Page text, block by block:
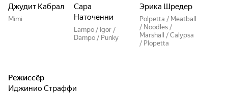
Джудит Кабрал
Mimi
Сара
Наточенни
Lampo / Igor /
Dampo / Punky
Эрика Шредер
Polpetta / Meatball
/ Noodles /
Marshall / Calypsa
/ Plopetta
Режиссёр
Иджинио Страффи